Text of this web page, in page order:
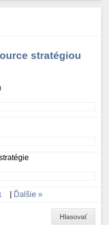
stratégiou
Ďalšie
Hlasovať